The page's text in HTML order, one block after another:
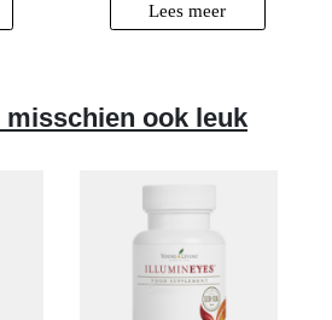
Lees meer
misschien ook leuk